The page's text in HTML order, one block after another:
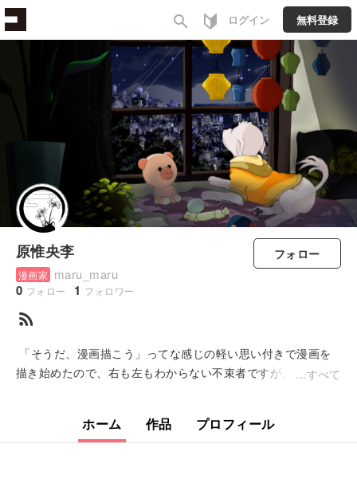
search ログイン 無料登録
原惟央李
漫画家 maru_maru
0 フォロー 1 フォロワー
フォロー
rss_feed
「そうだ、漫画描こう」ってな感じの軽い思い付きで漫画を
描き始めたので、右も左もわからない不束者ですが、いろいろ
すべて
ホーム 作品 プロフィール